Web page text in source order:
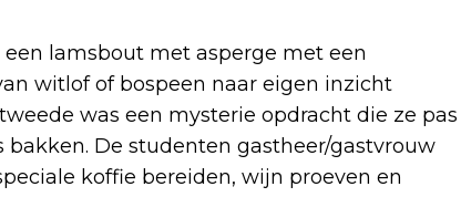
lamsbout met asperge met een
witlof of bospeen naar eigen inzicht
was een mysterie opdracht die ze pas
De studenten gastheer/gastvrouw
koffie bereiden, wijn proeven en